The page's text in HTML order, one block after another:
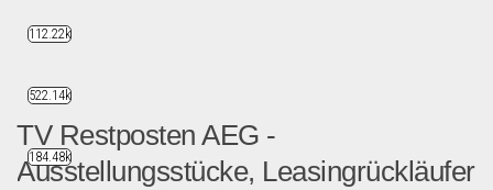
TV Restposten AEG -
Ausstellungsstücke, Leasingrückläufer
112.22k
522.14k
184.48k